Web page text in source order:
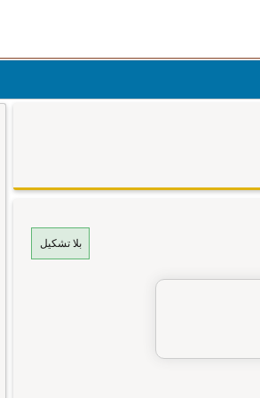
بلا تشكيل